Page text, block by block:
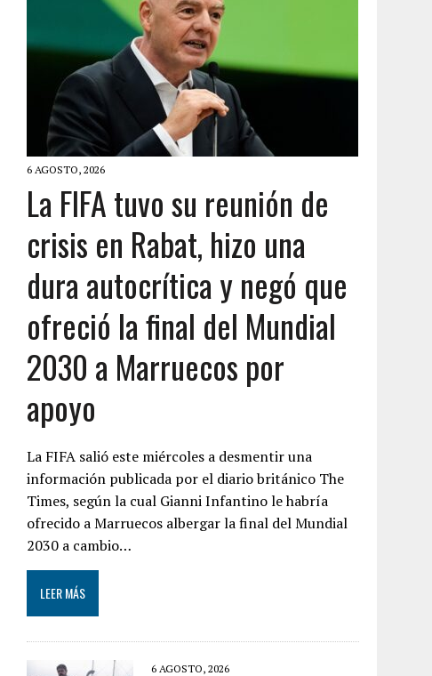
6 AGOSTO, 2026
La FIFA tuvo su reunión de
crisis en Rabat, hizo una
dura autocrítica y negó que
ofreció la final del Mundial
2030 a Marruecos por
apoyo
La FIFA salió este miércoles a desmentir una
información publicada por el diario británico The
Times, según la cual Gianni Infantino le habría
ofrecido a Marruecos albergar la final del Mundial
2030 a cambio…
LEER MÁS
6 AGOSTO, 2026